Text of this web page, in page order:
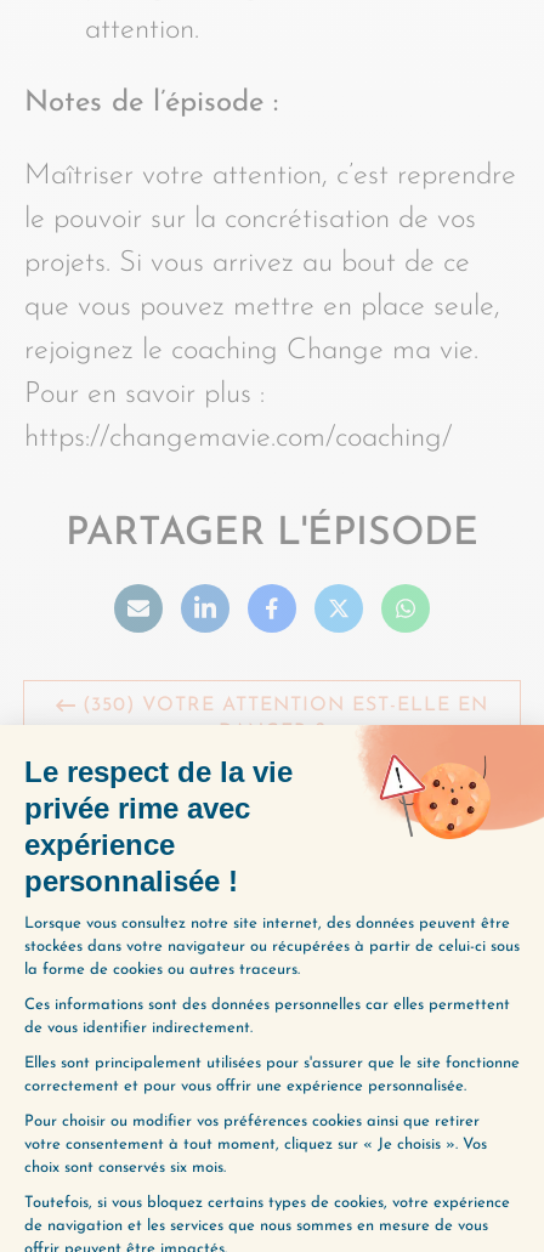
attention.
Notes de l’épisode :
Maîtriser votre attention, c’est reprendre
le pouvoir sur la concrétisation de vos
projets. Si vous arrivez au bout de ce
que vous pouvez mettre en place seule,
rejoignez le coaching Change ma vie.
Pour en savoir plus :
https://changemavie.com/coaching/
PARTAGER L'ÉPISODE
(350) VOTRE ATTENTION EST-ELLE EN
(352) POURQUOI FAIRE LE BILAN DE
VOTRE ANNÉE
À ÉCOUTER AUSSI